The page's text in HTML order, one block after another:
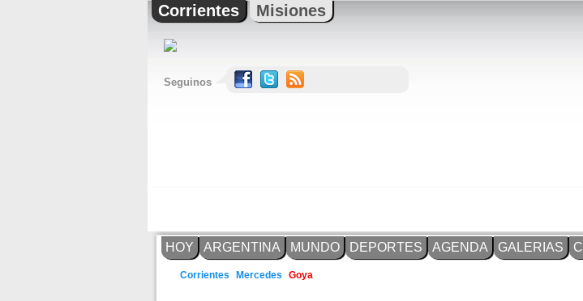
Corrientes Misiones
Seguinos
HOY ARGENTINA MUNDO DEPORTES AGENDA GALERIAS
Corrientes Mercedes Goya